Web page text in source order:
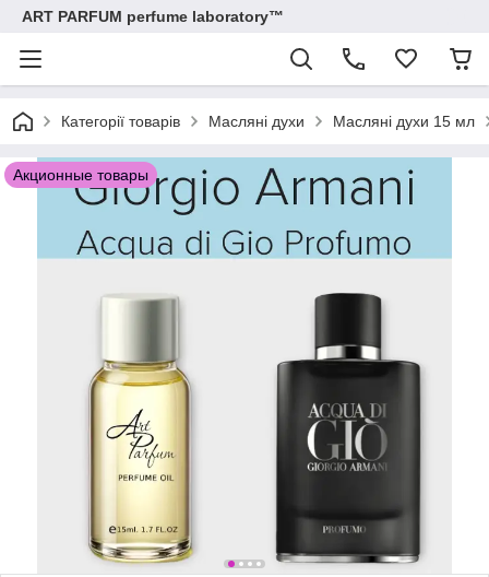
ART PARFUM perfume laboratory™
Категорії товарів Масляні духи Масляні духи 15 мл
Акционные товары